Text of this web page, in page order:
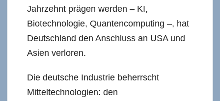
Jahrzehnt prägen werden – KI,
Biotechnologie, Quantencomputing –, hat
Deutschland den Anschluss an USA und
Asien verloren.
Die deutsche Industrie beherrscht
Mitteltechnologien: den